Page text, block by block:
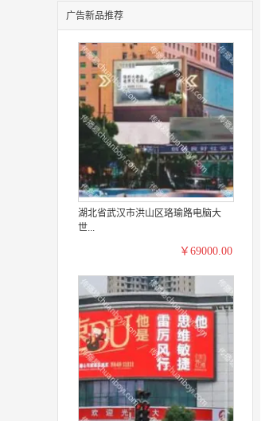
广告新品推荐
湖北省武汉市洪山区珞瑜路电脑大
世...
￥69000.00